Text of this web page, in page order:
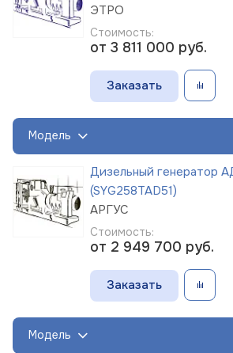
ЭТРО
Стоимость:
от 3 811 000 руб.
Заказать
Модель
Дизельный генератор
(SYG258TAD51)
АРГУС
Стоимость:
от 2 949 700 руб.
Заказать
Модель